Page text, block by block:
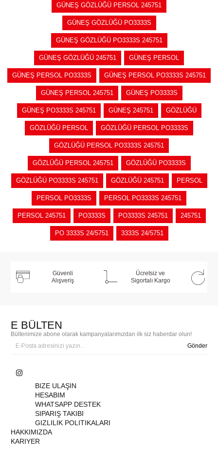
GÜNEŞ GÖZLÜĞÜ PERSOL 245751
GÜNEŞ GÖZLÜĞÜ PO3333S
GÜNEŞ GÖZLÜĞÜ PO3333S 245751
GÜNEŞ GÖZLÜĞÜ 245751 GÜNEŞ PERSOL
GÜNEŞ PERSOL PO3333S GÜNEŞ PERSOL PO3333S 245751
GÜNEŞ PERSOL 245751 GÜNEŞ PO3333S
GÜNEŞ PO3333S 245751 GÜNEŞ 245751 GÖZLÜĞÜ
GÖZLÜĞÜ PERSOL GÖZLÜĞÜ PERSOL PO3333S
GÖZLÜĞÜ PERSOL PO3333S 245751
GÖZLÜĞÜ PERSOL 245751 GÖZLÜĞÜ PO3333S
GÖZLÜĞÜ PO3333S 245751 GÖZLÜĞÜ 245751 PERSOL
PERSOL PO3333S PERSOL PO3333S 245751
PERSOL 245751 PO3333S PO3333S 245751 245751
PO 3333S 24/5751 3333S 24/5751
Güvenli
Alışveriş
Ücretsiz ve
Sigortalı Kargo
E BÜLTEN
Bültenimize abone olarak kampanyalarımızdan ilk siz haberdar olun!
Gönder
BIZE ULAŞIN
HESABIM
WHATSAPP DESTEK
SIPARIŞ TAKIBI
GIZLILIK POLITIKALARI
HAKKIMIZDA
KARIYER